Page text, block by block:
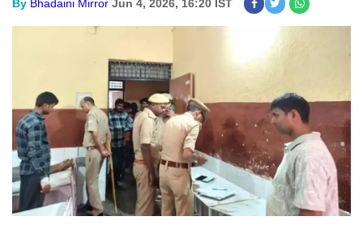
By Bhadaini Mirror Jun 4, 2026, 16:20 IST